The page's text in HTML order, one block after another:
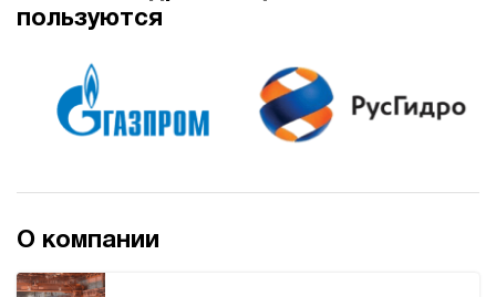
пользуются
О компании